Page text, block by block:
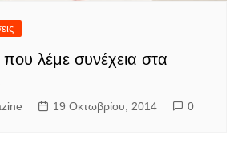
λέμε συνέχεια στα
19 Οκτωβρίου, 2014 0